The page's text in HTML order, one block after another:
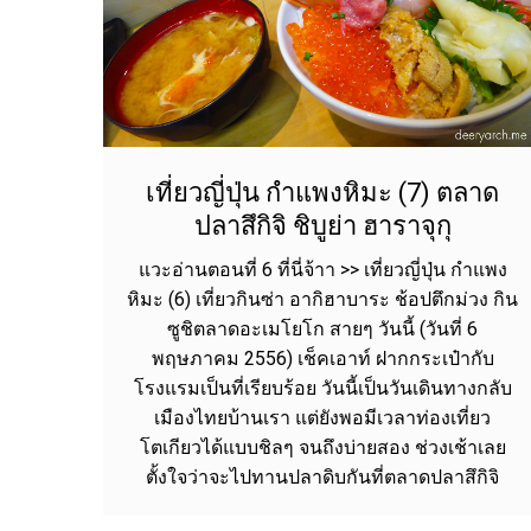
เที่ยวญี่ปุ่น กำแพงหิมะ (7) ตลาด
ปลาสึกิจิ ชิบูย่า ฮาราจุกุ
แวะอ่านตอนที่ 6 ที่นี่จ้าา >> เที่ยวญี่ปุ่น กำแพง
หิมะ (6) เที่ยวกินซ่า อากิฮาบาระ ช้อปตึกม่วง กิน
ซูชิตลาดอะเมโยโก สายๆ วันนี้ (วันที่ 6
พฤษภาคม 2556) เช็คเอาท์ ฝากกระเป๋ากับ
โรงแรมเป็นที่เรียบร้อย วันนี้เป็นวันเดินทางกลับ
เมืองไทยบ้านเรา แต่ยังพอมีเวลาท่องเที่ยว
โตเกียวได้แบบชิลๆ จนถึงบ่ายสอง ช่วงเช้าเลย
ตั้งใจว่าจะไปทานปลาดิบกันที่ตลาดปลาสึกิจิ